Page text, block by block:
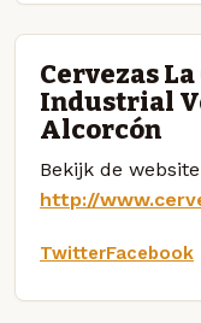
Cervezas
Industrial
Alcorcón
Bekijk de
http://
TwitterFacebook